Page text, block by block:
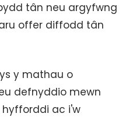
tân neu argyfwng
offer diffodd tân
y mathau o
defnyddio mewn
ac i'w